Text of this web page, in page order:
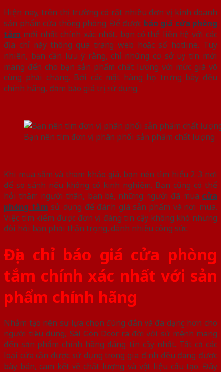
Hiện nay, trên thị trường có rất nhiều đơn vị kinh doanh
sản phẩm cửa thông phòng. Để được báo giá cửa phòng
tắm mới nhất chính xác nhất, bạn có thể liên hệ với các
địa chỉ này thông qua trang web hoặc số hotline. Tuy
nhiên, bạn cần lưu ý rằng, chỉ những cơ sở uy tín mới
mang đến cho bạn sản phẩm chất lượng với mức giá vô
cùng phải chăng. Bởi các mặt hàng họ trưng bày đều
chính hãng, đảm bảo giá trị sử dụng.
Bạn nên tìm đơn vị phân phối sản phẩm chất lượng
Khi mua sắm và tham khảo giá, bạn nên tìm hiểu 2-3 nơi
để so sánh nếu không có kinh nghiệm. Bạn cũng có thể
hỏi thăm người thân, bạn bè, những người đã mua cửa
phòng tắm sử dụng để đánh giá sản phẩm và nơi mua.
Việc tìm kiếm được đơn vị đáng tin cậy không khó nhưng
đòi hỏi bạn phải thận trọng, dành nhiều công sức.
Địa chỉ báo giá cửa phòng
tắm chính xác nhất với sản
phẩm chính hãng
Nhằm tạo nên sự lựa chọn đúng đắn và đa dạng hơn cho
người tiêu dùng, Sài Gòn Door ra đời với sứ mệnh mang
đến sản phẩm chính hãng đáng tin cậy nhất. Tất cả các
loại cửa cần được sử dụng trong gia đình đều đang được
bày bán, cam kết về chất lượng và vật liệu cấu tạo. Đây